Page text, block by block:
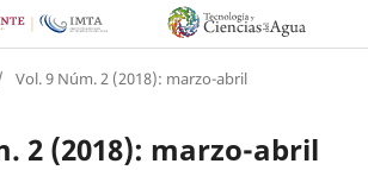
Vol. 9 Núm. 2 (2018): marzo-abril
2 (2018): marzo-abril